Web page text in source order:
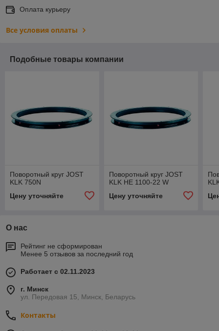
Оплата курьеру
Все условия оплаты
Подобные товары компании
Поворотный круг JOST
KLK 750N
Цену уточняйте
Поворотный круг JOST
KLK HE 1100-22 W
Цену уточняйте
О нас
Рейтинг не сформирован
Менее 5 отзывов за последний год
Работает с 02.11.2023
г. Минск
ул. Передовая 15, Минск, Беларусь
Контакты